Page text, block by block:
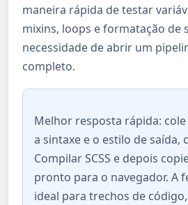
maneira rápida de testar
mixins, loops e formatação de
necessidade de abrir um
completo.
Melhor resposta rápida: cole
a sintaxe e o estilo de saída,
Compilar SCSS e depois
pronto para o navegador. A
ideal para trechos de